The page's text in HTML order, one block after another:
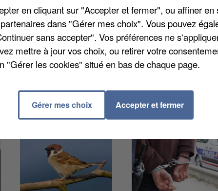
contre. Enfin, les exonérations fiscales pour
sont prolongées.
en cliquant sur "Accepter et fermer", ou affiner en
dans "Gérer mes choix". Vous pouvez
sans accepter". Vos préférences ne
mettre à jour vos choix, ou retirer votre
"Gérer les cookies" situé en bas de chaque page.
Gérer mes choix Accepter et fermer